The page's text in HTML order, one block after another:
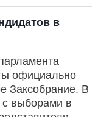
в
официально
Заксобрание. В
с выборами в